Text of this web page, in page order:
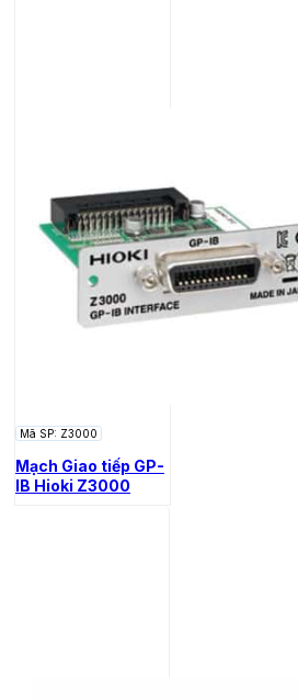
Mã SP: Z3000
Mạch Giao tiếp GP-
IB Hioki Z3000